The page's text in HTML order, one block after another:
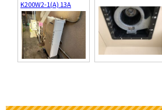
K200W2-1(A) 13A